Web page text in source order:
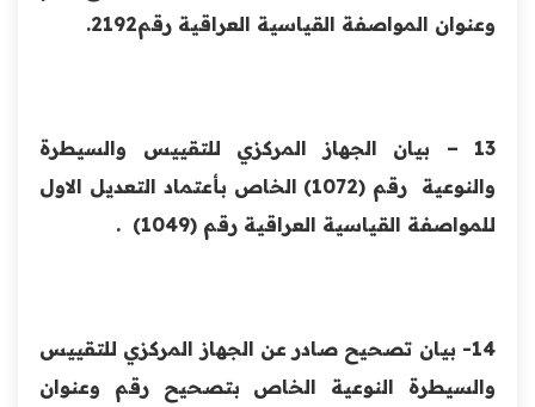
وعنوان المواصفة القياسية العراقية رقم2192.
13 – بيان الجهاز المركزي للتقييس والسيطرة
والنوعية رقم (1072) الخاص بأعتماد التعديل الاول
للمواصفة القياسية العراقية رقم (1049) .
14- بيان تصحيح صادر عن الجهاز المركزي للتقييس
والسيطرة النوعية الخاص بتصحيح رقم وعنوان